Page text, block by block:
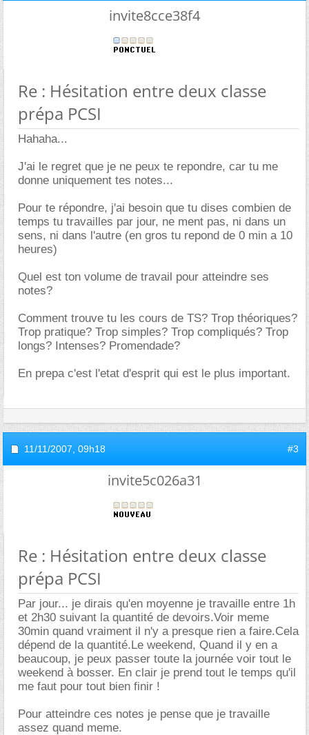
invite8cce38f4
Re : Hésitation entre deux classe
prépa PCSI
Hahaha...
J'ai le regret que je ne peux te repondre, car tu me
donne uniquement tes notes...
Pour te répondre, j'ai besoin que tu dises combien de
temps tu travailles par jour, ne ment pas, ni dans un
sens, ni dans l'autre (en gros tu repond de 0 min a 10
heures)
Quel est ton volume de travail pour atteindre ses
notes?
Comment trouve tu les cours de TS? Trop théoriques?
Trop pratique? Trop simples? Trop compliqués? Trop
longs? Intenses? Promendade?
En prepa c'est l'etat d'esprit qui est le plus important.
11/11/2007, 09h18 #3
invite5c026a31
Re : Hésitation entre deux classe
prépa PCSI
Par jour... je dirais qu'en moyenne je travaille entre 1h
et 2h30 suivant la quantité de devoirs.Voir meme
30min quand vraiment il n'y a presque rien a faire.Cela
dépend de la quantité.Le weekend, Quand il y en a
beaucoup, je peux passer toute la journée voir tout le
weekend à bosser. En clair je prend tout le temps qu'il
me faut pour tout bien finir !
Pour atteindre ces notes je pense que je travaille
assez quand meme.